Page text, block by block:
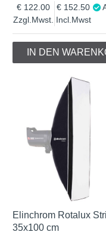
Zzgl.Mwst.
122.00
Incl.Mwst
152.50
IN DEN
Elinchrom Rotalux
35x100 cm